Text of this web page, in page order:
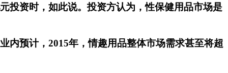
投资时，如此说。投资方认为，性保健用品市场是
内预计，2015年，情趣用品整体市场需求甚至将超